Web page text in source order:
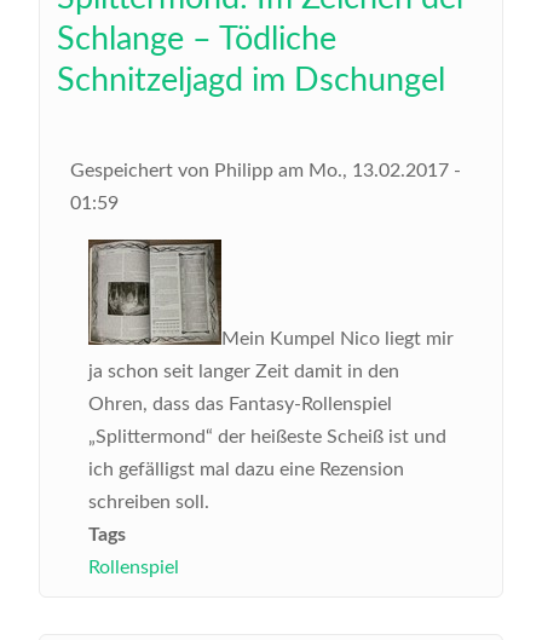
Schlange – Tödliche
Schnitzeljagd im Dschungel
Gespeichert von Philipp am Mo., 13.02.2017 -
01:59
Mein Kumpel Nico liegt mir
ja schon seit langer Zeit damit in den
Ohren, dass das Fantasy-Rollenspiel
„Splittermond“ der heißeste Scheiß ist und
ich gefälligst mal dazu eine Rezension
schreiben soll.
Tags
Rollenspiel